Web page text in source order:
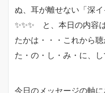
ぬ、耳が離せない「深
✨✨✨ と、本日の内容
たかは・・・これから
た・の・し・み・に、
今日のメッセージの軸